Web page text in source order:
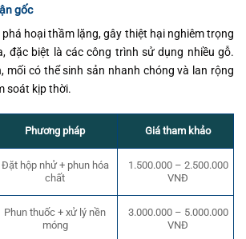
gốc
hoại thầm lặng, gây thiệt hại nghiêm trọng
đặc biệt là các công trình sử dụng nhiều gỗ.
mối có thể sinh sản nhanh chóng và lan rộng
soát kịp thời.
Phương pháp Giá tham khảo
Đặt hộp nhử + phun hóa
chất
1.500.000 – 2.500.000
VNĐ
Phun thuốc + xử lý nền
móng
3.000.000 – 5.000.000
VNĐ